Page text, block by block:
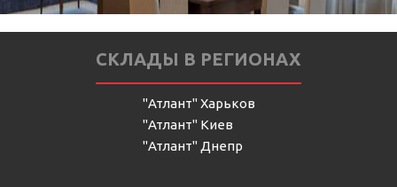
СКЛАДЫ В РЕГИОНАХ
"Атлант" Харьков
"Атлант" Киев
"Атлант" Днепр